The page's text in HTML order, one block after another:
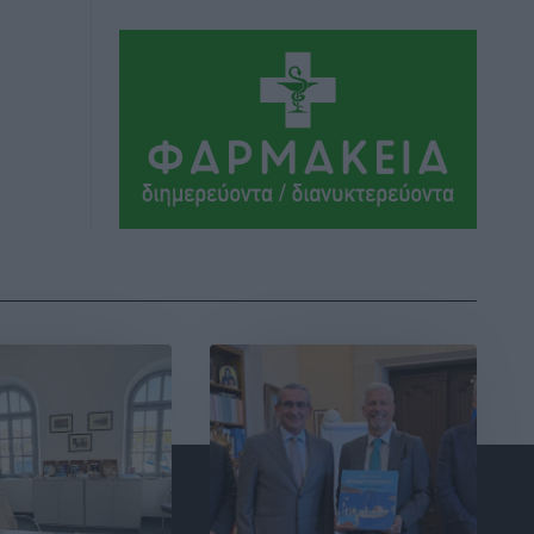
Ιάλυσος Β’: Νωρίς νωρίς μπήκαν στα
βάσανα της προετοιμασίας
πριν 6 ώρες
Εθνικός Αρχίπολης: Μεγάλο βήμα
προόδου η ίδρυση Ακαδημίας
μέλλον
Αθλητικά πριν 6 ώρες
ΠΑΜΕ ΣΤΟΙΧΗΜΑ: Περισσότερα από 95
εκατομμύρια ευρώ σε κέρδη μοίρασε
πριν 6 ώρες